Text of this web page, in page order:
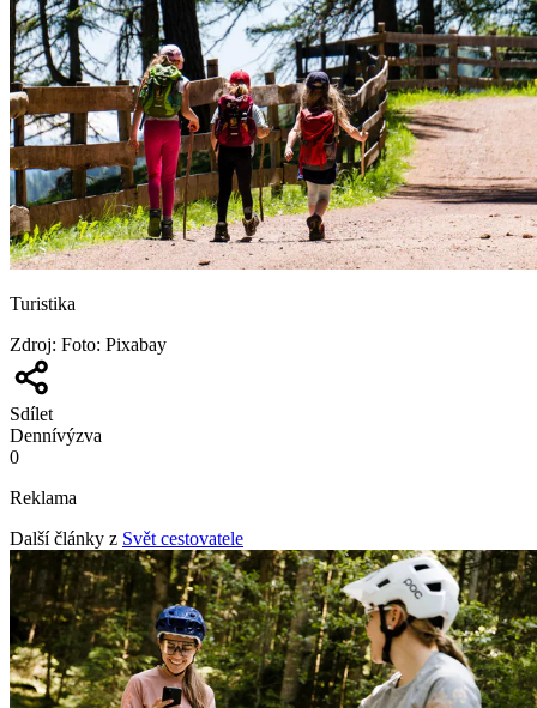
Turistika
Zdroj: Foto: Pixabay
Sdílet
Dennívýzva
0
Reklama
Další články z Svět cestovatele